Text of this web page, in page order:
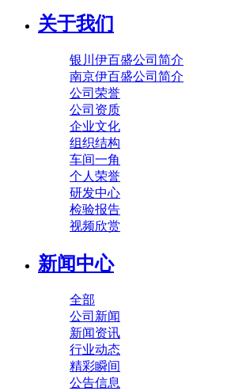
关于我们
银川伊百盛公司简介
南京伊百盛公司简介
公司荣誉
公司资质
企业文化
组织结构
车间一角
个人荣誉
研发中心
检验报告
视频欣赏
新闻中心
全部
公司新闻
新闻资讯
行业动态
精彩瞬间
公告信息